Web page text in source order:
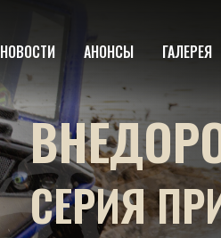
НОВОСТИ АНОНСЫ ГАЛЕРЕЯ
СЕРИЯ